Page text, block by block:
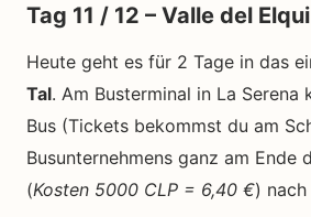
Tag 11 / 12 – Valle del Elqui
Heute geht es für 2 Tage in das
Tal. Am Busterminal in La Serena
Bus (Tickets bekommst du am
Busunternehmens ganz am Ende
(Kosten 5000 CLP = 6,40 €)